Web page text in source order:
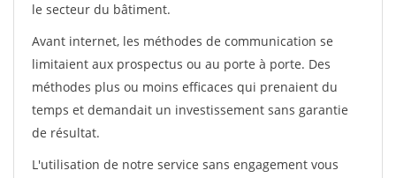
le secteur du bâtiment.
Avant internet, les méthodes de communication se
limitaient aux prospectus ou au porte à porte. Des
méthodes plus ou moins efficaces qui prenaient du
temps et demandait un investissement sans garantie
de résultat.
L'utilisation de notre service sans engagement vous